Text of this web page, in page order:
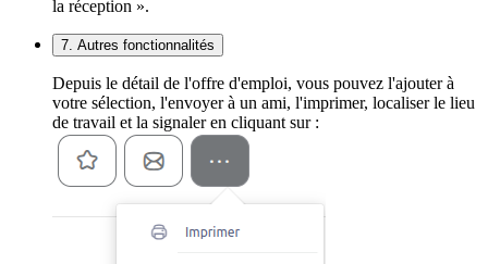
la réception ».
7. Autres fonctionnalités
Depuis le détail de l'offre d'emploi, vous pouvez l'ajouter à
votre sélection, l'envoyer à un ami, l'imprimer, localiser le lieu
de travail et la signaler en cliquant sur :